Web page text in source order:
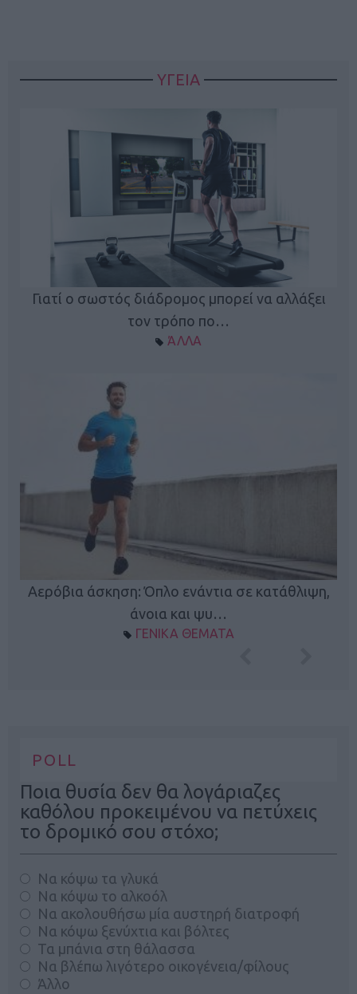
ΥΓΕΙΑ
Γιατί ο σωστός διάδρομος μπορεί να αλλάξει
τον τρόπο πο…
ΆΛΛΑ
Αερόβια άσκηση: Όπλο ενάντια σε κατάθλιψη,
άνοια και ψυ…
ΓΕΝΙΚΑ ΘΕΜΑΤΑ
POLL
Ποια θυσία δεν θα λογάριαζες
καθόλου προκειμένου να πετύχεις
το δρομικό σου στόχο;
Να κόψω τα γλυκά
Να κόψω το αλκοόλ
Να ακολουθήσω μία αυστηρή διατροφή
Να κόψω ξενύχτια και βόλτες
Τα μπάνια στη θάλασσα
Να βλέπω λιγότερο οικογένεια/φίλους
Άλλο